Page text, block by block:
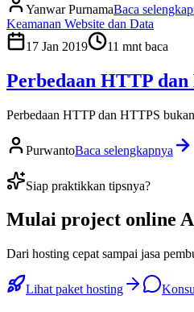
Yanwar PurnamaBaca
Keamanan Website dan Data
17 Jan 2019
11 mnt baca
Perbedaan HTTP dan
Perbedaan HTTP dan HTTPS
PurwantoBaca selengkapnya
Siap praktikkan tipsnya?
Mulai project online
Dari hosting cepat sampai jasa
Lihat paket hosting